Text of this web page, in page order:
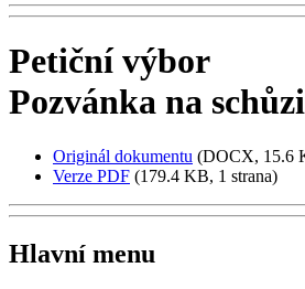
Petiční výbor
Pozvánka na
Originál dokumentu (DOCX, 15.6
Verze PDF (179.4 KB, 1 strana)
Hlavní menu